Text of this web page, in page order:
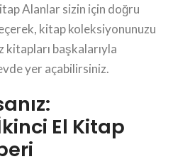
Alanlar sizin için doğru
kitap koleksiyonunuzu
başkalarıyla
yer açabilirsiniz.
El Kitap